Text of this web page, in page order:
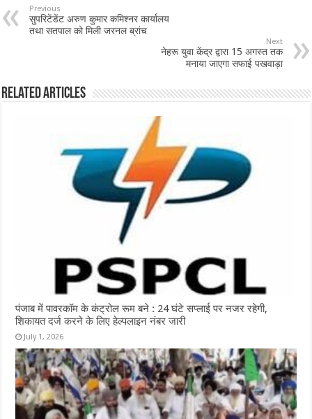
b
o p
e
Previous
सुपरिटेंडेंट अरुण कुमार कमिश्नर कार्यालय
तथा सतपाल को मिली जरनल ब्रांच
Next
नेहरू युवा केंद्र द्वारा 15 अगस्त तक
मनाया जाएगा सफाई पखवाड़ा
Related Articles
पंजाब में पावरकॉम के कंट्रोल रूम बने : 24 घंटे सप्लाई पर नजर रहेगी,
शिकायत दर्ज करने के लिए हेल्पलाइन नंबर जारी
July 1, 2026